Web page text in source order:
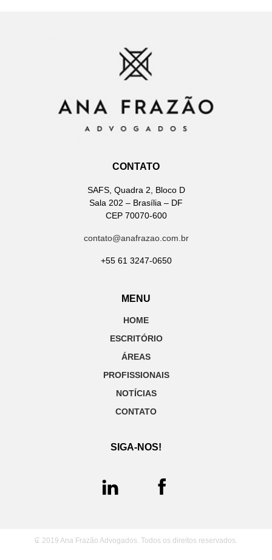
CONTATO
SAFS, Quadra 2, Bloco D
Sala 202 – Brasília – DF
CEP 70070-600
contato@anafrazao.com.br
+55 61 3247-0650
MENU
HOME
ESCRITÓRIO
ÁREAS
PROFISSIONAIS
NOTÍCIAS
CONTATO
SIGA-NOS!
₢ 2019 Ana Frazão Advogados. Todos os direitos reservados.